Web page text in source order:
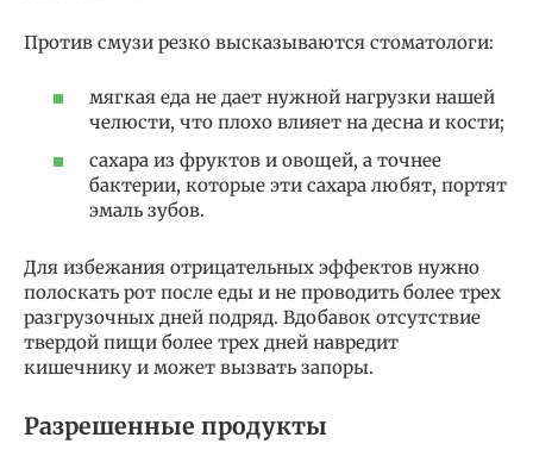
Против смузи резко высказываются стоматологи:
мягкая еда не дает нужной нагрузки нашей
челюсти, что плохо влияет на десна и кости;
сахара из фруктов и овощей, а точнее
бактерии, которые эти сахара любят, портят
эмаль зубов.
Для избежания отрицательных эффектов нужно
полоскать рот после еды и не проводить более трех
разгрузочных дней подряд. Вдобавок отсутствие
твердой пищи более трех дней навредит
кишечнику и может вызвать запоры.
Разрешенные продукты